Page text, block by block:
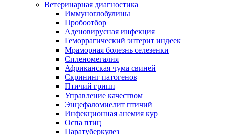
Ветеринарная диагностика
Иммуноглобулины
Пробоотбор
Аденовирусная инфекция
Геморрагический энтерит индеек
Мраморная болезнь селезенки
Спленомегалия
Африканская чума свиней
Скрининг патогенов
Птичий грипп
Управление качеством
Энцефаломиелит птичий
Инфекционная анемия кур
Оспа птиц
Паратуберкулез